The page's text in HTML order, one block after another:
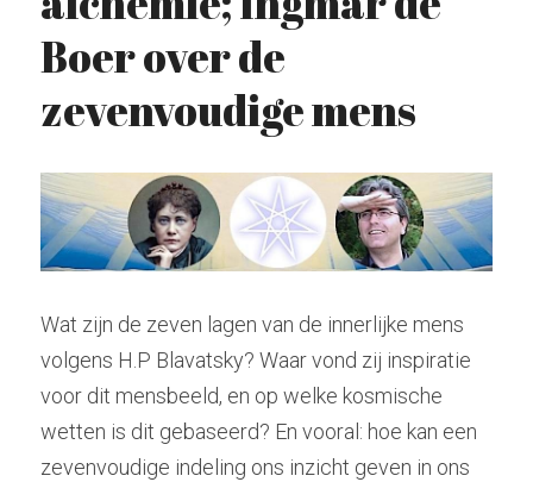
Krishnamurti
Westerse cultuur
Muziek
Theosofie
Tarot
Zoeken
radiolilapodcast@gmail.com
Donatie
Boer over de
zevenvoudige mens
Wat zijn de zeven lagen van de innerlijke mens
volgens H.P Blavatsky? Waar vond zij inspiratie
voor dit mensbeeld, en op welke kosmische
wetten is dit gebaseerd? En vooral: hoe kan een
zevenvoudige indeling ons inzicht geven in ons